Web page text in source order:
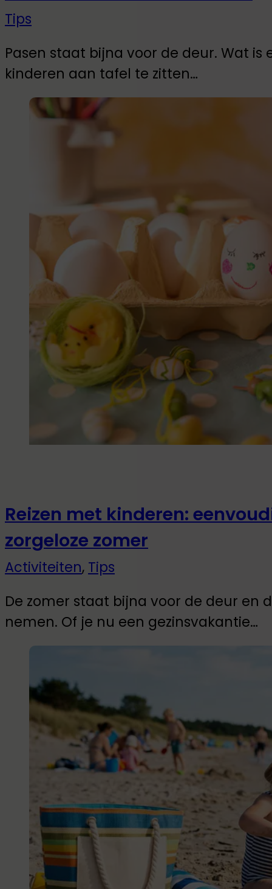
Tips
Pasen staat bijna voor de deur. Wat
kinderen aan tafel te zitten…
Reizen met kinderen:
zorgeloze zomer
Activiteiten, Tips
De zomer staat bijna voor de deur en
nemen. Of je nu een gezinsvakantie…